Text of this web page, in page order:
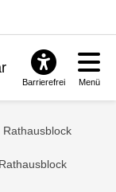
Barrierefrei Menü